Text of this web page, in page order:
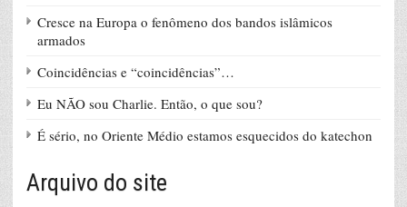
Cresce na Europa o fenômeno dos bandos islâmicos
armados
Coincidências e “coincidências”…
Eu NÃO sou Charlie. Então, o que sou?
É sério, no Oriente Médio estamos esquecidos do katechon
Arquivo do site